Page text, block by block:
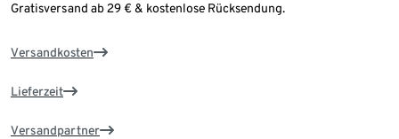
Gratisversand ab 29 € & kostenlose Rücksendung.
Versandkosten
Lieferzeit
Versandpartner